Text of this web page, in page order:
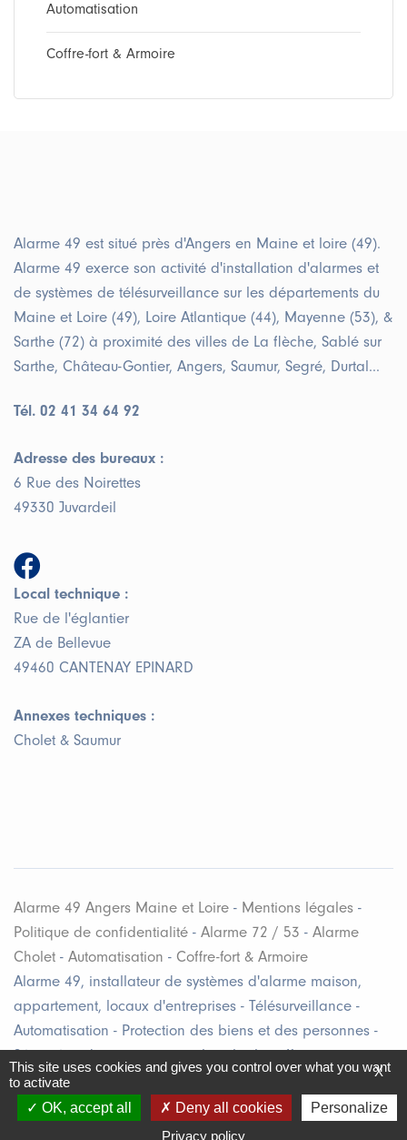
Automatisation
Coffre-fort & Armoire
Alarme 49 est situé près d'Angers en Maine et loire (49).
Alarme 49 exerce son activité d'installation d'alarmes et
de systèmes de télésurveillance sur les départements du
Maine et Loire (49), Loire Atlantique (44), Mayenne (53), &
Sarthe (72) à proximité des villes de La flèche, Sablé sur
Sarthe, Château-Gontier, Angers, Saumur, Segré, Durtal...
Tél. 02 41 34 64 92
Adresse des bureaux :
6 Rue des Noirettes
49330 Juvardeil
Local technique :
Rue de l'églantier
ZA de Bellevue
49460 CANTENAY EPINARD
Annexes techniques :
Cholet & Saumur
Alarme 49 Angers Maine et Loire - Mentions légales -
Politique de confidentialité - Alarme 72 / 53 - Alarme
Cholet - Automatisation - Coffre-fort & Armoire
Alarme 49, installateur de systèmes d'alarme maison,
appartement, locaux d'entreprises - Télésurveillance -
Automatisation - Protection des biens et des personnes -
Sécurité et dissuasion contre le vol & les effractions en
Maine et Loire (49), Loire Atlantique (44), Mayenne (53), &
Sarthe (72) - Région Pays de Loire
X
This site uses cookies and gives you control over what you want
to activate
OK, accept all
Deny all cookies
Personalize
Privacy policy